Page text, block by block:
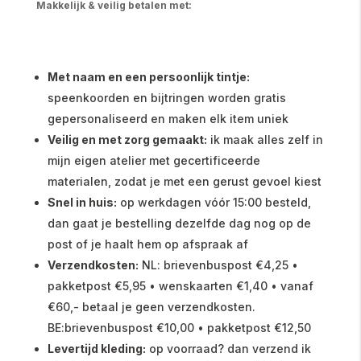
Makkelijk & veilig betalen met:
Met naam en een persoonlijk tintje:
speenkoorden en bijtringen worden gratis
gepersonaliseerd en maken elk item uniek
Veilig en met zorg gemaakt: ik maak alles zelf in
mijn eigen atelier met gecertificeerde
materialen, zodat je met een gerust gevoel kiest
Snel in huis: op werkdagen vóór 15:00 besteld,
dan gaat je bestelling dezelfde dag nog op de
post of je haalt hem op afspraak af
Verzendkosten: NL: brievenbuspost €4,25 •
pakketpost €5,95 • wenskaarten €1,40 • vanaf
€60,- betaal je geen verzendkosten.
BE:brievenbuspost €10,00 • pakketpost €12,50
Levertijd kleding: op voorraad? dan verzend ik